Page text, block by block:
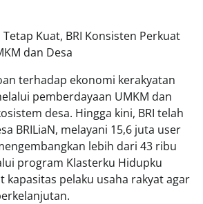
Kuat, BRI Konsisten Perkuat
dan Desa
terhadap ekonomi kerakyatan
pemberdayaan UMKM dan
desa. Hingga kini, BRI telah
BRILiaN, melayani 15,6 juta user
lebih dari 43 ribu
program Klasterku Hidupku
kapasitas pelaku usaha rakyat agar